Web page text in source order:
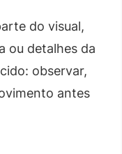
do visual,
ou detalhes da
observar,
antes